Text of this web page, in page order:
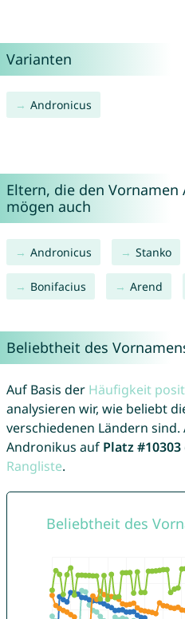
Varianten
Andronicus
Eltern, die den
mögen auch
Andronicus Stanko
Bonifacius Arend
Beliebtheit des
Auf Basis der Häufigkeit
analysieren wir, wie beliebt
verschiedenen Ländern
Andronikus auf Platz #10303
Rangliste.